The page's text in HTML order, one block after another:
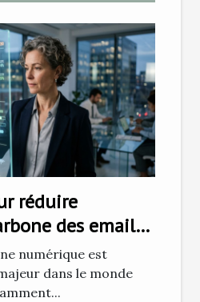
réduire
des emails
numérique est
dans le monde